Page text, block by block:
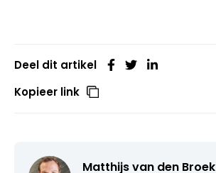
Deel dit artikel
Kopieer link
Matthijs van den Broek